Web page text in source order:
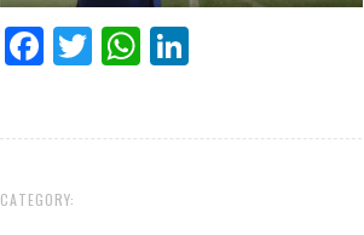
Facebook
TwitterWhatsApp
CATEGORY: